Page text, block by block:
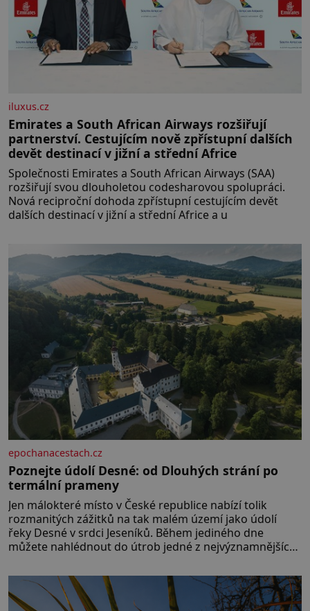
iluxus.cz
Emirates a South African Airways rozšiřují
partnerství. Cestujícím nově zpřístupní dalších
devět destinací v jižní a střední Africe
Společnosti Emirates a South African Airways (SAA)
rozšiřují svou dlouholetou codesharovou spolupráci.
Nová reciproční dohoda zpřístupní cestujícím devět
dalších destinací v jižní a střední Africe a u
epochanacestach.cz
Poznejte údolí Desné: od Dlouhých strání po
termální prameny
Jen málokteré místo v České republice nabízí tolik
rozmanitých zážitků na tak malém území jako údolí
řeky Desné v srdci Jeseníků. Během jediného dne
můžete nahlédnout do útrob jedné z nejvýznamnějších
hřebeny, projet se na koloběžce a den zakončit
poznáváním památek ve Velkých Losinách nebo v
termálním